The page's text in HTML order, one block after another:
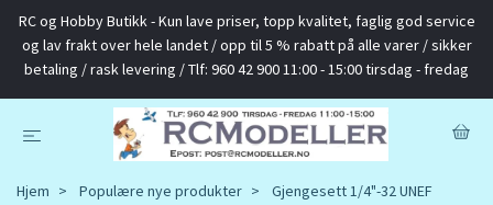
RC og Hobby Butikk - Kun lave priser, topp kvalitet, faglig god service
og lav frakt over hele landet / opp til 5 % rabatt på alle varer / sikker
betaling / rask levering / Tlf: 960 42 900 11:00 - 15:00 tirsdag - fredag
Hjem Populære nye produkter Gjengesett 1/4"-32 UNEF